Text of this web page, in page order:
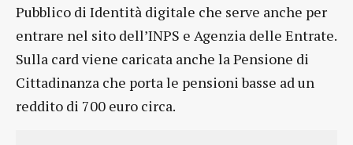
Pubblico di Identità digitale che serve anche per
entrare nel sito dell’INPS e Agenzia delle Entrate.
Sulla card viene caricata anche la Pensione di
Cittadinanza che porta le pensioni basse ad un
reddito di 700 euro circa.